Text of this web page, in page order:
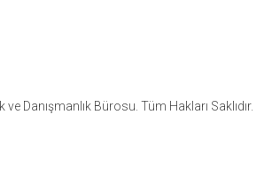
Danışmanlık Bürosu. Tüm Hakları Saklıdır.